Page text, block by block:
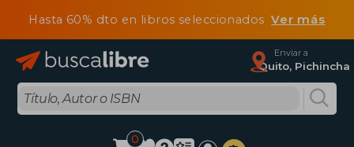
Hasta 60% dto en libros seleccionadosVer más
Enviar a
Quito, Pichincha
0